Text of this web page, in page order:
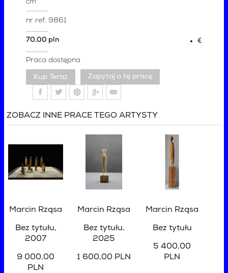
cm
nr ref.9861
70,00 pln €
Praca dostępna
Zapytaj o tę pracę
ZOBACZ INNE PRACE TEGO ARTYSTY
Marcin Rząsa
Bez tytułu,
2007
9 000,00
PLN
Marcin Rząsa
Bez tytułu,
2025
1 600,00 PLN
Marcin Rząsa
Bez tytułu
5 400,00
PLN